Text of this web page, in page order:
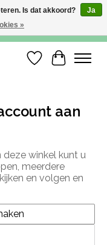
Vanaf €35,- zijn de
Verlanglijst
aan
deze winkel kunt u
meerdere
en volgen en
Is dat akkoord?
Ja
»